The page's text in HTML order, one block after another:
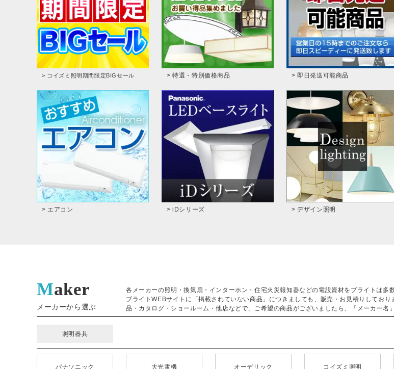
> コイズミ照明期間限定BIGセール > 特選・特別価格商品 > 即日発送可能商品
> エアコン > iDシリーズ > デザイン照明
Maker
メーカーから選ぶ
各メーカーの照明・換気扇・インターホン・住宅火災報知器などの電設資材をブライトは多
ブライトWEBサイトに「掲載されていない商品」につきましても、販売・お見積りしてお
品・カタログ・ショールーム・他店などで、ご希望の商品がございましたら、「メーカー名
照明器具
パナソニック 大光電機 オーデリック コイズミ照明